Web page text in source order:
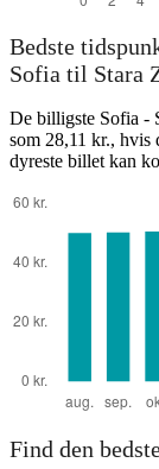
Bedste
Sofia til Stara
De billigste Sofia -
som 28,11 kr., hvis
dyreste billet kan
Find den